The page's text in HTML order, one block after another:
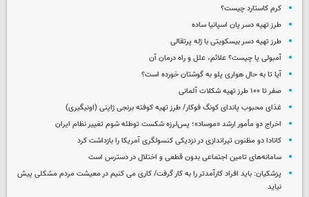
کرم کاستارد چیست؟
طرز تهیه دسر پان اسپانیا ساده
طرز تهیه دسر بیسکویتی با ژله پرتقالی
آمبولی پا چیست؟ علائم، علل و راه درمان آن
آیا تا به حال هواری پلو به گوشتان خورده است؟
صفر تا ۱۰۰ طرز تهیه شکلات آلمانی
غذای محبوب پاندای کونگ فوکار/ طرز تهیه کوفته برنجی ژاپنی (اونیگیری)
اخراج دو مأمور ارشد «موساد»؛ پس‌لرزه شکست توطئه شوم تغییر نظام ایران
کانادا دو مظنون تیراندازی در نزدیکی کنسولگری آمریکا را بازداشت کرد
سامانه‌های تامین اجتماعی بدون قطعی و اختلال در دسترس است
پزشکیان: باید افراد کارآمدتر را به کار گرفت/ کاری می کنیم در معیشت مردم مشکلی پیش
نیاید